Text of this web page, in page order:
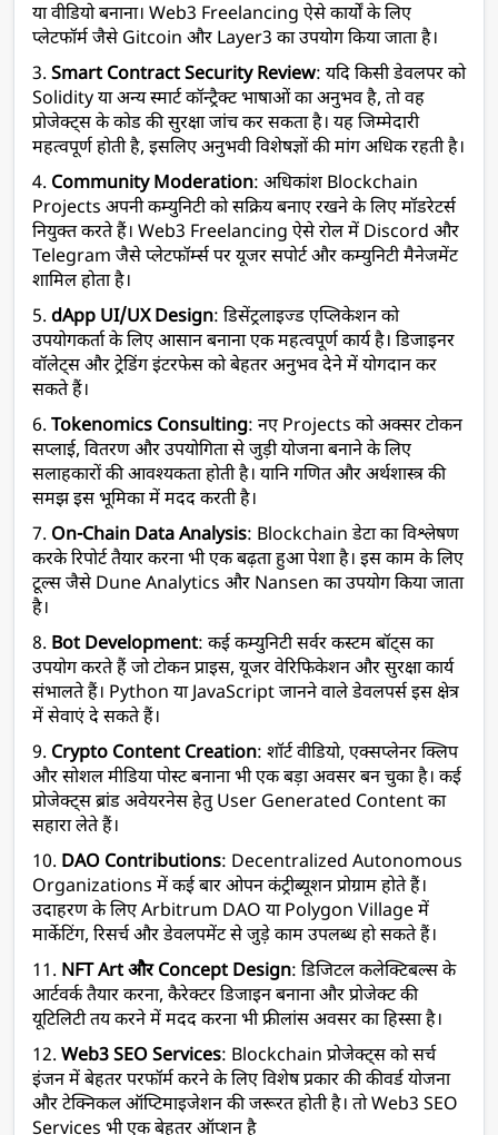
या वीडियो बनाना। Web3 Freelancing ऐसे कार्यों के लिए
प्लेटफॉर्म जैसे Gitcoin और Layer3 का उपयोग किया जाता है।
3. Smart Contract Security Review: यदि किसी डेवलपर को
Solidity या अन्य स्मार्ट कॉन्ट्रैक्ट भाषाओं का अनुभव है, तो वह
प्रोजेक्ट्स के कोड की सुरक्षा जांच कर सकता है। यह जिम्मेदारी
महत्वपूर्ण होती है, इसलिए अनुभवी विशेषज्ञों की मांग अधिक रहती है।
4. Community Moderation: अधिकांश Blockchain
Projects अपनी कम्युनिटी को सक्रिय बनाए रखने के लिए मॉडरेटर्स
नियुक्त करते हैं। Web3 Freelancing ऐसे रोल में Discord और
Telegram जैसे प्लेटफॉर्म्स पर यूजर सपोर्ट और कम्युनिटी मैनेजमेंट
शामिल होता है।
5. dApp UI/UX Design: डिसेंट्रलाइज्ड एप्लिकेशन को
उपयोगकर्ता के लिए आसान बनाना एक महत्वपूर्ण कार्य है। डिजाइनर
वॉलेट्स और ट्रेडिंग इंटरफेस को बेहतर अनुभव देने में योगदान कर
सकते हैं।
6. Tokenomics Consulting: नए Projects को अक्सर टोकन
सप्लाई, वितरण और उपयोगिता से जुड़ी योजना बनाने के लिए
सलाहकारों की आवश्यकता होती है। यानि गणित और अर्थशास्त्र की
समझ इस भूमिका में मदद करती है।
7. On-Chain Data Analysis: Blockchain डेटा का विश्लेषण
करके रिपोर्ट तैयार करना भी एक बढ़ता हुआ पेशा है। इस काम के लिए
टूल्स जैसे Dune Analytics और Nansen का उपयोग किया जाता
है।
8. Bot Development: कई कम्युनिटी सर्वर कस्टम बॉट्स का
उपयोग करते हैं जो टोकन प्राइस, यूजर वेरिफिकेशन और सुरक्षा कार्य
संभालते हैं। Python या JavaScript जानने वाले डेवलपर्स इस क्षेत्र
में सेवाएं दे सकते हैं।
9. Crypto Content Creation: शॉर्ट वीडियो, एक्सप्लेनर क्लिप
और सोशल मीडिया पोस्ट बनाना भी एक बड़ा अवसर बन चुका है। कई
प्रोजेक्ट्स ब्रांड अवेयरनेस हेतु User Generated Content का
सहारा लेते हैं।
10. DAO Contributions: Decentralized Autonomous
Organizations में कई बार ओपन कंट्रीब्यूशन प्रोग्राम होते हैं।
उदाहरण के लिए Arbitrum DAO या Polygon Village में
मार्केटिंग, रिसर्च और डेवलपमेंट से जुड़े काम उपलब्ध हो सकते हैं।
11. NFT Art और Concept Design: डिजिटल कलेक्टिबल्स के
आर्टवर्क तैयार करना, कैरेक्टर डिजाइन बनाना और प्रोजेक्ट की
यूटिलिटी तय करने में मदद करना भी फ्रीलांस अवसर का हिस्सा है।
12. Web3 SEO Services: Blockchain प्रोजेक्ट्स को सर्च
इंजन में बेहतर परफॉर्म करने के लिए विशेष प्रकार की कीवर्ड योजना
और टेक्निकल ऑप्टिमाइजेशन की जरूरत होती है। तो Web3 SEO
Services भी एक बेहतर ऑप्शन है